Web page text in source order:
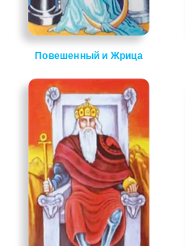
Повешенный и Жрица